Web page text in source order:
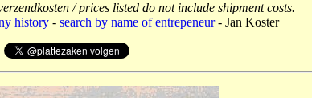
/ prices listed do not include shipment costs.
history - search by name of entrepeneur- Jan Koster